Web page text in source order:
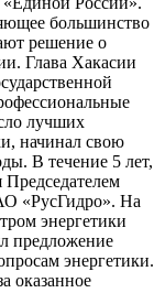
большинство
решение о
Глава Хакасии
лучших
начинал свою
В течение 5 лет,
Председателем
«РусГидро». На
энергетики
предложение
энергетики.
оказанное